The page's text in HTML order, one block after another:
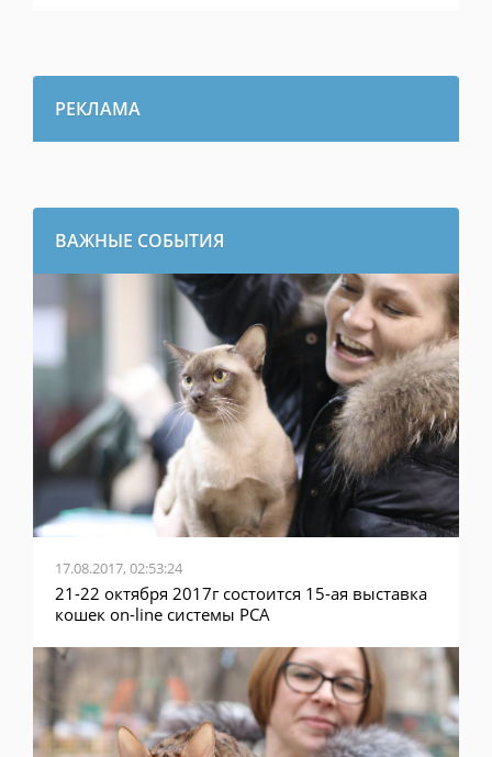
РЕКЛАМА
ВАЖНЫЕ СОБЫТИЯ
17.08.2017, 02:53:24
21-22 октября 2017г состоится 15-ая выставка
кошек on-line системы PCA